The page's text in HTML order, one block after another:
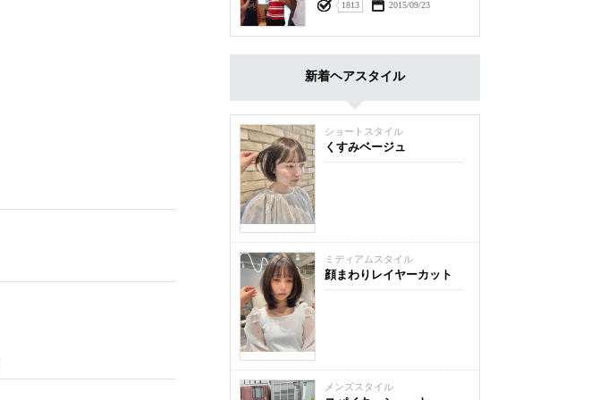
1813 2015/09/23
新着ヘアスタイル
ショートスタイル
くすみベージュ
ミディアムスタイル
顔まわりレイヤーカット
メンズスタイル